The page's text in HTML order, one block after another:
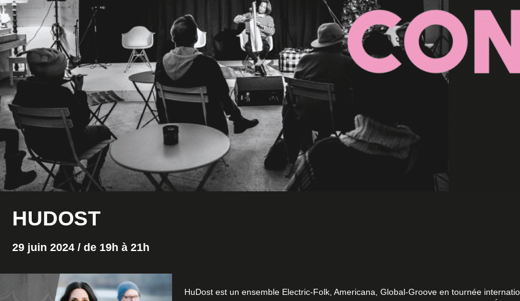
HUDOST
29 juin 2024 / de 19h à 21h
HuDost est un ensemble Electric-Folk, Americana, Global-Groove en tournée